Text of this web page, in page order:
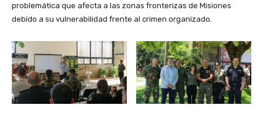
problemática que afecta a las zonas fronterizas de Misiones
debido a su vulnerabilidad frente al crimen organizado.